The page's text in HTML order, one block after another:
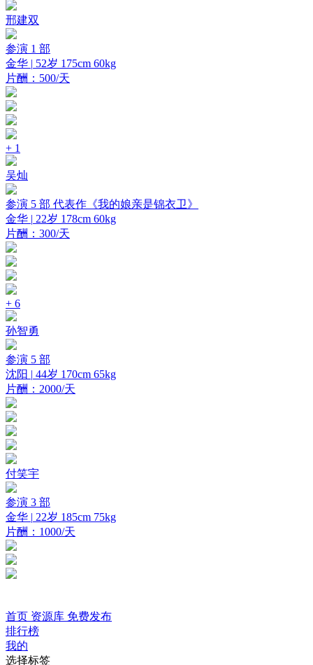
邢建双
参演 1 部
金华 | 52岁 175cm 60kg
片酬：500/天
+ 1
吴灿
参演 5 部 代表作《我的娘亲是锦衣卫》
金华 | 22岁 178cm 60kg
片酬：300/天
+ 6
孙智勇
参演 5 部
沈阳 | 44岁 170cm 65kg
片酬：2000/天
付笑宇
参演 3 部
金华 | 22岁 185cm 75kg
片酬：1000/天
首页 资源库 免费发布
排行榜
我的
选择标签